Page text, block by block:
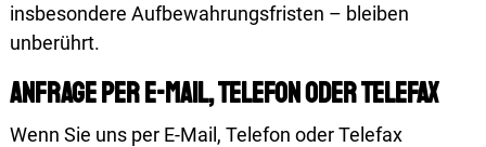
insbesondere Aufbewahrungsfristen – bleiben
unberührt.
Anfrage per E-Mail, Telefon oder Telefax
Wenn Sie uns per E-Mail, Telefon oder Telefax